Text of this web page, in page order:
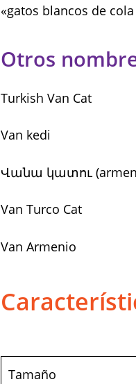
«gatos blancos de
Otros
Turkish Van Cat
Van kedi
Վանա կատու
Van Turco Cat
Van Armenio
Tamaño